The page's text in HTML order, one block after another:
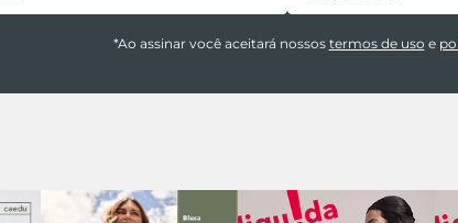
*Ao assinar você aceitará nossos termos de uso e